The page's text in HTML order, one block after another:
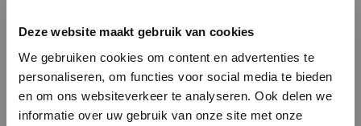
Deze website maakt gebruik van cookies
We gebruiken cookies om content en advertenties te
personaliseren, om functies voor social media te bieden
en om ons websiteverkeer te analyseren. Ook delen we
informatie over uw gebruik van onze site met onze
INLOGGEN
MERK
Harper & Yve
Circle of Trust